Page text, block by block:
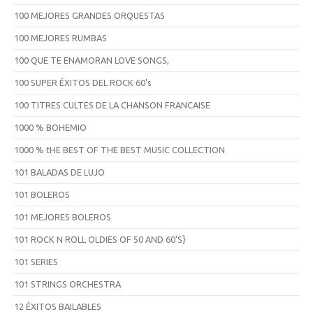
100 MEJORES GRANDES ORQUESTAS
100 MEJORES RUMBAS
100 QUE TE ENAMORAN LOVE SONGS,
100 SUPER ÉXITOS DEL ROCK 60's
100 TITRES CULTES DE LA CHANSON FRANCAISE
1000 % BOHEMIO
1000 % tHE BEST OF THE BEST MUSIC COLLECTION
101 BALADAS DE LUJO
101 BOLEROS
101 MEJORES BOLEROS
101 ROCK N ROLL OLDIES OF 50 AND 60'S}
101 SERIES
101 STRINGS ORCHESTRA
12 ÉXITOS BAILABLES